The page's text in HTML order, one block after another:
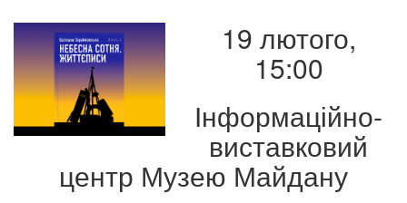
19 лютого,
15:00
Інформаційно-
виставковий
центр Музею Майдану